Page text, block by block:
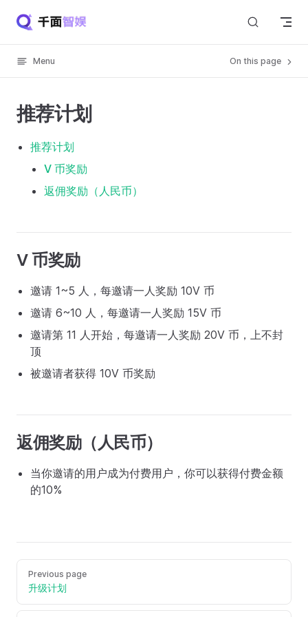
Skip to content
Menu On this page
推荐计划
推荐计划
V 币奖励
返佣奖励（人民币）
V 币奖励
邀请 1~5 人，每邀请一人奖励 10V 币
邀请 6~10 人，每邀请一人奖励 15V 币
邀请第 11 人开始，每邀请一人奖励 20V 币，上不封
顶
被邀请者获得 10V 币奖励
返佣奖励（人民币）
当你邀请的用户成为付费用户，你可以获得付费金额
的10%
Previous page
升级计划